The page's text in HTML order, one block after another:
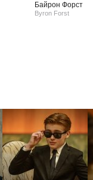
Байрон Форст
Byron Forst